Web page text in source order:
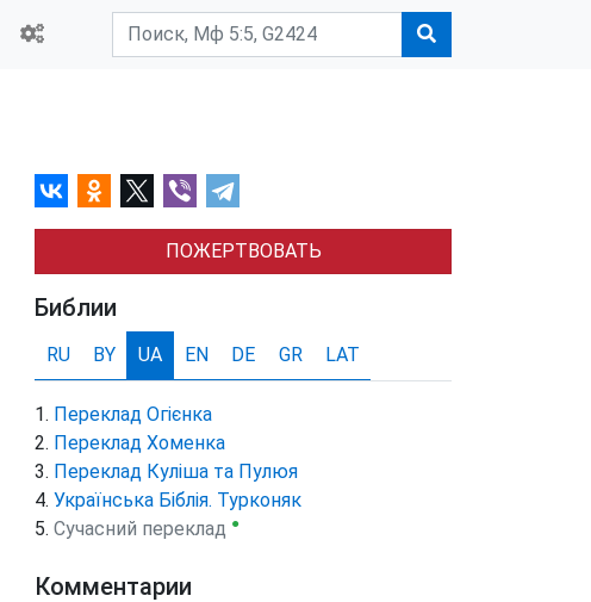
ПОЖЕРТВОВАТЬ
Библии
RU BY UA EN DE GR LAT
Переклад Огієнка
Переклад Хоменка
Переклад Куліша та Пулюя
Українська Біблія. Турконяк
Сучасний переклад ●
Комментарии